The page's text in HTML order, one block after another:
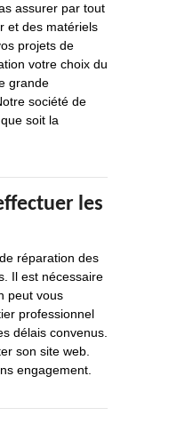
assurer par tout
et des matériels
projets de
votre choix du
grande
société de
soit la
les
réparation des
Il est nécessaire
peut vous
professionnel
délais convenus.
son site web.
engagement.